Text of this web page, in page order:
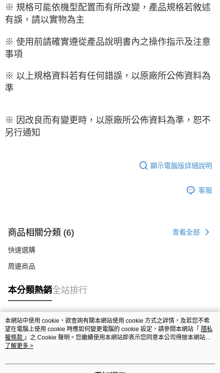
※ 規格可能依機型配置而有所改變，產品規格若敘述
有誤，請以實物為主
※ 使用前請確實遵從產品說明書內之操作指示及注意
事項
※ 以上規格資料若有任何錯誤，以原廠所公佈資料為
準
※ 因改良而有變更時，以原廠所公佈資料為準，恕不
另行通知
顯示電腦版詳細說明
客服
商品相關分類 (6) 查看全部
快速選購
周邊商品
本分類熱銷全站排行
熱門標籤
本網站中使用 cookie，欲查詢有關本網站使用 cookie 方式之詳情，及若您不希
望在電腦上使用 cookie 時應如何變更電腦的 cookie 設定，請參閱本網站「 隱私
權條款 」之 Cookie 聲明。您繼續使用本網站即表示您同意本公司得按本網站使
用條款之 Cookie 聲明使用 cookie。
了解更多 >